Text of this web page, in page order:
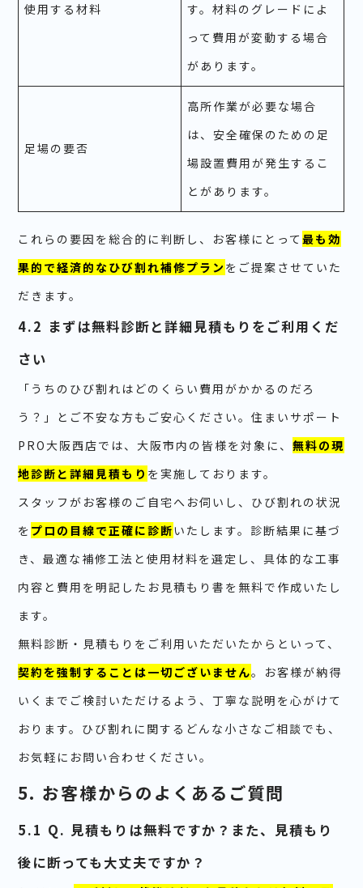
使用する材料
す。材料のグレードによ
って費用が変動する場合
があります。
足場の要否
高所作業が必要な場合
は、安全確保のための足
場設置費用が発生するこ
とがあります。
これらの要因を総合的に判断し、お客様にとって最も効
果的で経済的なひび割れ補修プラン をご提案させていた
だきます。
4.2 まずは無料診断と詳細見積もりをご利用くだ
さい
「うちのひび割れはどのくらい費用がかかるのだろ
う？」とご不安な方もご安心ください。住まいサポート
PRO大阪西店では、大阪市内の皆様を対象に、無料の現
地診断と詳細見積もり を実施しております。
スタッフがお客様のご自宅へお伺いし、ひび割れの状況
を プロの目線で正確に診断いたします。診断結果に基づ
き、最適な補修工法と使用材料を選定し、具体的な工事
内容と費用を明記したお見積もり書を無料で作成いたし
ます。
無料診断・見積もりをご利用いただいたからといって、
契約を強制することは一切ございません。お客様が納得
いくまでご検討いただけるよう、丁寧な説明を心がけて
おります。ひび割れに関するどんな小さなご相談でも、
お気軽にお問い合わせください。
5. お客様からのよくあるご質問
5.1 Q. 見積もりは無料ですか？また、見積もり
後に断っても大丈夫ですか？